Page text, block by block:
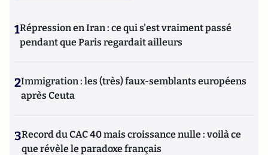
1Répression en Iran : ce qui s'est vraiment passé
pendant que Paris regardait ailleurs
2Immigration : les (très) faux-semblants européens
après Ceuta
3Record du CAC 40 mais croissance nulle : voilà ce
que révèle le paradoxe français